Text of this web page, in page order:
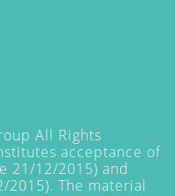
All Rights
acceptance of
21/12/2015) and
2015). The material